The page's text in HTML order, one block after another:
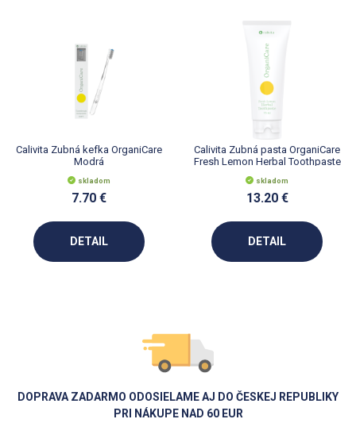
Calivita Zubná kefka OrganiCare
Modrá
skladom
7.70 €
DETAIL
Calivita Zubná pasta OrganiCare
Fresh Lemon Herbal Toothpaste
skladom
13.20 €
DETAIL
DOPRAVA ZADARMO ODOSIELAME AJ DO ČESKEJ REPUBLIKY
PRI NÁKUPE NAD 60 EUR